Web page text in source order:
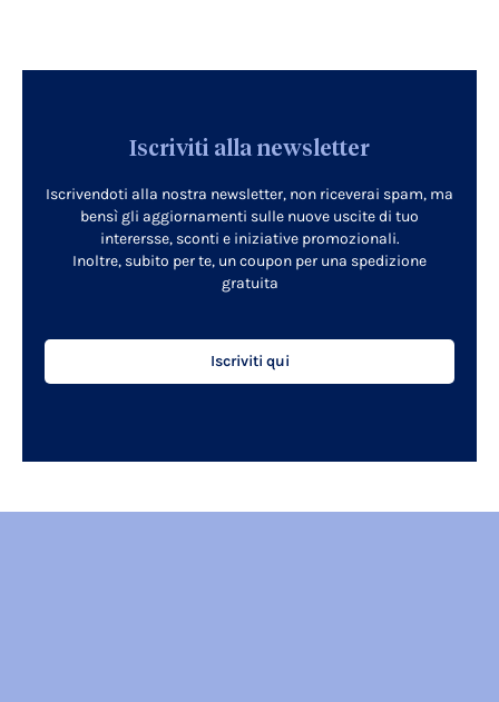
Iscriviti alla newsletter
Iscrivendoti alla nostra newsletter, non riceverai spam, ma
bensì gli aggiornamenti sulle nuove uscite di tuo
interersse, sconti e iniziative promozionali.
Inoltre, subito per te, un coupon per una spedizione
gratuita
Iscriviti qui